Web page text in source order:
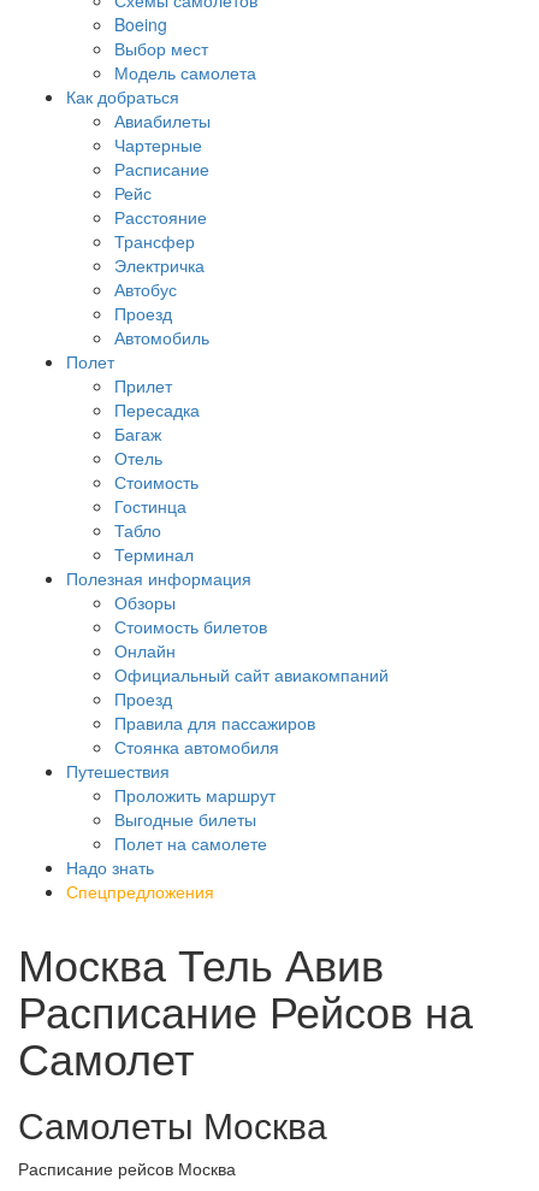
Boeing
Выбор мест
Модель самолета
Как добраться
Авиабилеты
Чартерные
Расписание
Рейс
Расстояние
Трансфер
Электричка
Автобус
Проезд
Автомобиль
Полет
Прилет
Пересадка
Багаж
Отель
Стоимость
Гостинца
Табло
Терминал
Полезная информация
Обзоры
Стоимость билетов
Онлайн
Официальный сайт авиакомпаний
Проезд
Правила для пассажиров
Стоянка автомобиля
Путешествия
Проложить маршрут
Выгодные билеты
Полет на самолете
Надо знать
Спецпредложения
Москва Тель Авив
Расписание Рейсов на
Самолет
Самолеты Москва
Расписание рейсов Москва